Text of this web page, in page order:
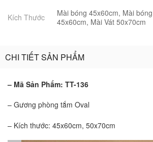
Kích Thước
Mài bóng 45x60cm, Mài
45x60cm, Mài Vát 50x70cm
CHI TIẾT SẢN PHẨM
– Mã Sản Phẩm: TT-136
– Gương phòng tắm Oval
– Kích thước: 45x60cm, 50x70cm